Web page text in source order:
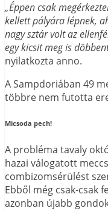
„Éppen csak
kellett pályára lépnek,
nagy sztár volt az
egy kicsit meg is
nyilatkozta anno.
A Sampdoriában 49
többre nem futotta
Micsoda pech!
A probléma tavaly
hazai válogatott
combizomsérülést
Ebből még csak-csak
azonban újabb